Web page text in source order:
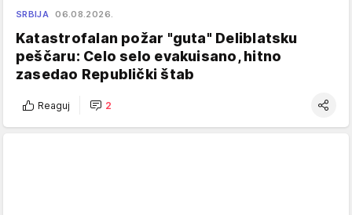
SRBIJA 06.08.2026.
Katastrofalan požar "guta" Deliblatsku
peščaru: Celo selo evakuisano, hitno
zasedao Republički štab
Reaguj 2